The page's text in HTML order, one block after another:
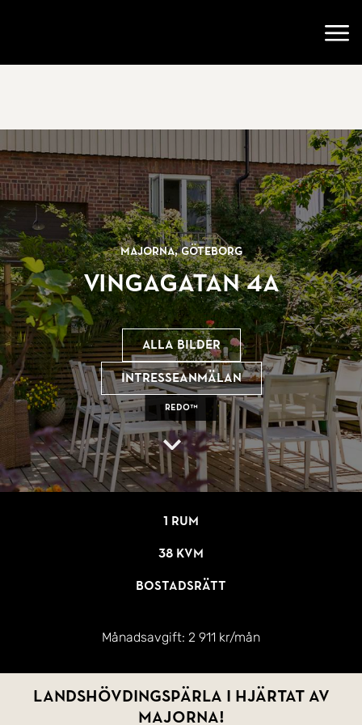
Majorna, Göteborg
Vingagatan 4A
REDO™
Alla bilder
Intresseanmälan
1 rum
38 kvm
Bostadsrätt
Månadsavgift: 2 911 kr/mån
Landshövdingspärla i hjärtat av
Majorna!